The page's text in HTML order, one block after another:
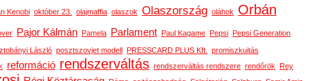
Kenobi október 23. olajmaffia olaszok Olaszország oláhok Orbán
Pajor Kálmán Pamela Parlament Paul Kagame Pepsi Pepsi Generation
László posztszovjet modell PRESSCARD PLUS Kft.
promiszkuitás
reformáció rendszerváltás rendszerváltás rendszere rendőrök Rey